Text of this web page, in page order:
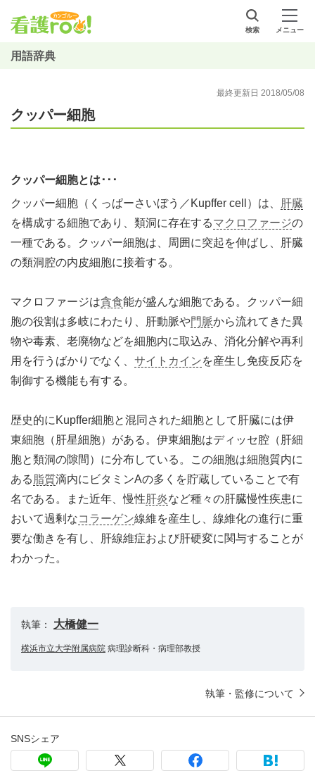
検索 メニュー
用語辞典
最終更新日 2018/05/08
クッパー細胞
クッパー細胞とは･･･
クッパー細胞（くっぱーさいぼう／Kupffer cell）は、
肝臓
を構成する細胞であり、類洞に存在するマクロファージの
一種である。クッパー細胞は、周囲に突起を伸ばし、肝臓
の類洞腔の内皮細胞に接着する。
マクロファージは貪食能が盛んな細胞である。クッパー細
胞の役割は多岐にわたり、肝動脈や門脈から流れてきた異
物や毒素、老廃物などを細胞内に取込み、消化分解や再利
用を行うばかりでなく、 サイトカインを産生し免疫反応を
制御する機能も有する。
歴史的にKupffer細胞と混同された細胞として肝臓には伊
東細胞（肝星細胞）がある。伊東細胞はディッセ腔（肝細
胞と類洞の隙間）に分布している。この細胞は細胞質内に
ある 脂質滴内にビタミンAの多くを貯蔵していることで有
名である。また近年、慢性 肝炎など種々の肝臓慢性疾患に
おいて過剰なコラーゲン線維を産生し、線維化の進行に重
要な働きを有し、肝線維症および肝硬変に関与することが
わかった。
執筆： 大橋健一
横浜市立大学附属病院 病理診断科・病理部教授
執筆・監修について
SNSシェア